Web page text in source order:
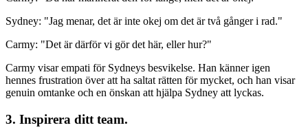
Sydney: "Jag menar, det är inte okej om det är två gånger i rad."
Carmy: "Det är därför vi gör det här, eller hur?"
Carmy visar empati för Sydneys besvikelse. Han känner igen
hennes frustration över att ha saltat rätten för mycket, och han visar
genuin omtanke och en önskan att hjälpa Sydney att lyckas.
3. Inspirera ditt team.